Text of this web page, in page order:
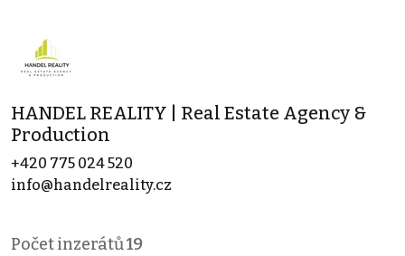
HANDEL REALITY | Real Estate Agency &
Production
+420 775 024 520
info@handelreality.cz
Počet inzerátů19